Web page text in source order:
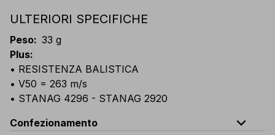
ULTERIORI SPECIFICHE
Peso: 33 g
Plus:
• RESISTENZA BALISTICA
• V50 = 263 m/s
• STANAG 4296 - STANAG 2920
Confezionamento
expand_less